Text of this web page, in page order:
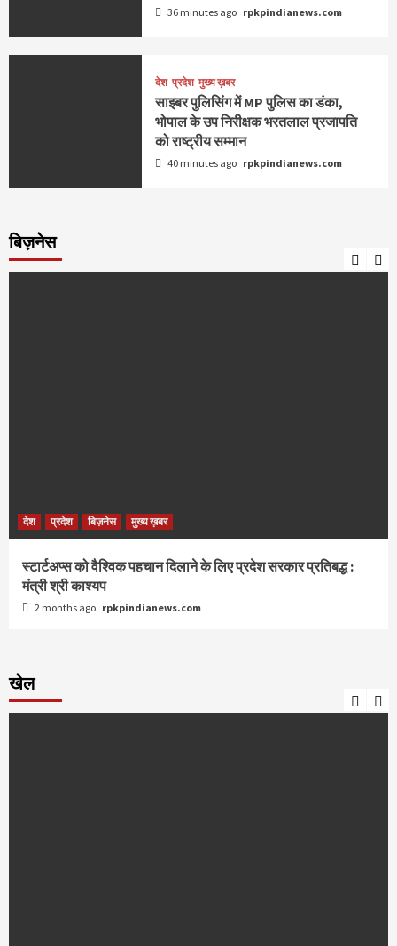
36 minutes ago rpkpindianews.com
देश प्रदेश मुख्य ख़बर
साइबर पुलिसिंग में MP पुलिस का डंका,
भोपाल के उप निरीक्षक भरतलाल प्रजापति
को राष्ट्रीय सम्मान
40 minutes ago rpkpindianews.com
बिज़नेस
देश प्रदेश बिज़नेस मुख्य ख़बर
स्टार्टअप्स को वैश्विक पहचान दिलाने के लिए प्रदेश सरकार प्रतिबद्ध :
मंत्री श्री काश्यप
2 months ago rpkpindianews.com
खेल